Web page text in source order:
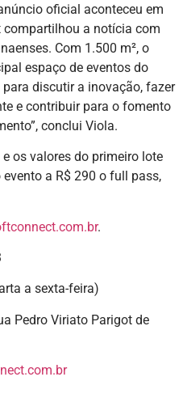
oficial aconteceu em
a notícia com
Com 1.500 m², o
espaço de eventos do
para discutir a inovação, fazer
e contribuir para o fomento
conclui Viola.
os valores do primeiro lote
a R$ 290 o full pass,
.
a sexta-feira)
Pedro Viriato Parigot de